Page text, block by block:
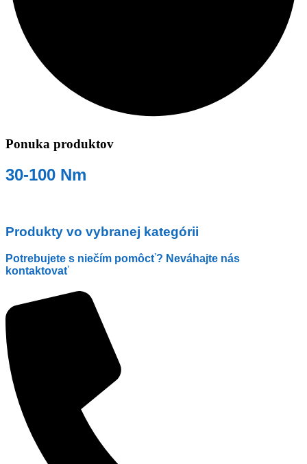
Ponuka produktov
30-100 Nm
Produkty vo vybranej kategórii
Potrebujete s niečím pomôcť? Neváhajte nás
kontaktovať